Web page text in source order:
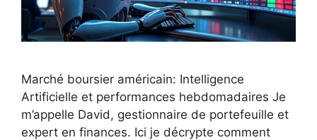
Marché boursier américain: Intelligence
Artificielle et performances hebdomadaires Je
m’appelle David, gestionnaire de portefeuille et
expert en finances. Ici je décrypte comment